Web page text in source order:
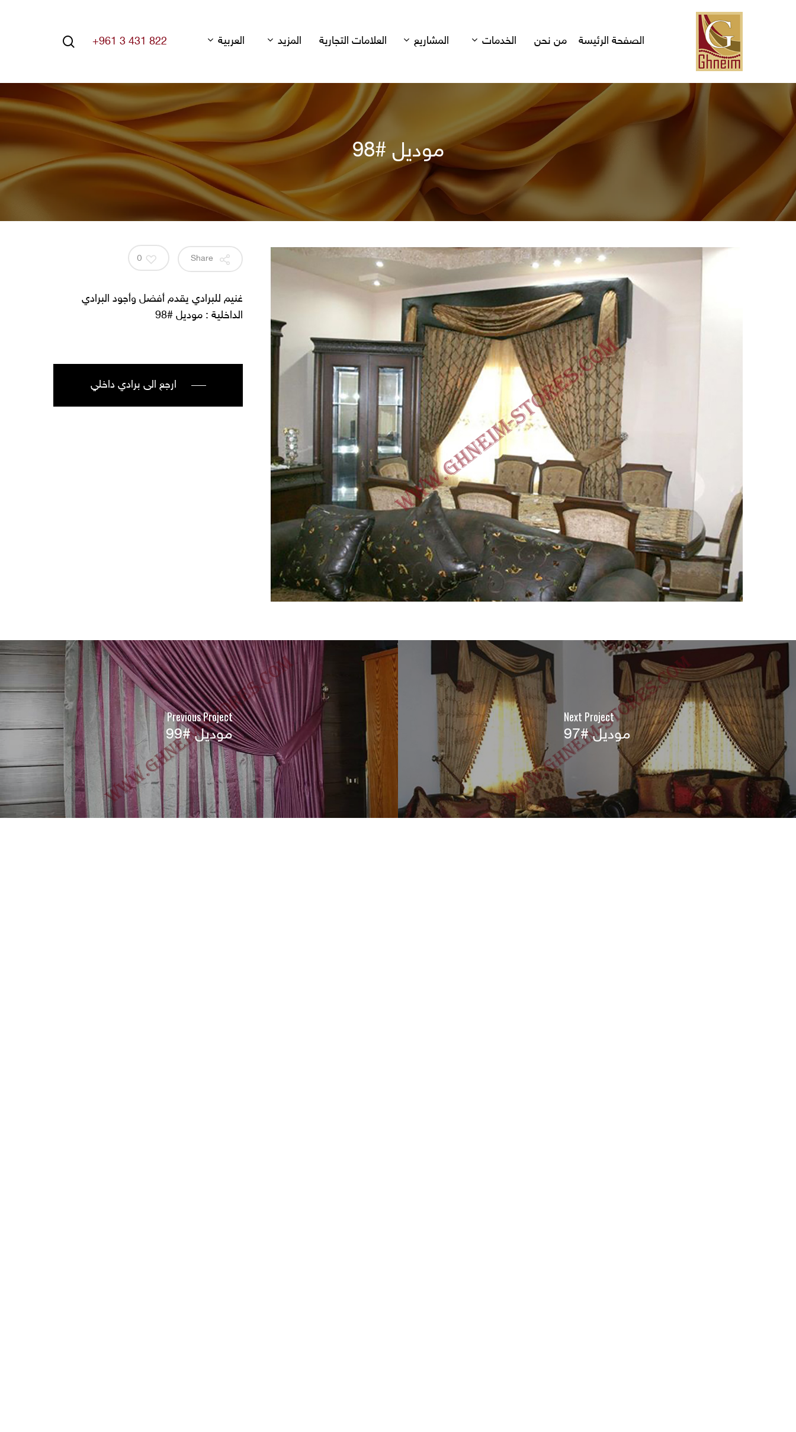
Hit enter to search or ESC to close
الصفحة الرئيسة من نحن الخدمات المشاريع العلامات التجارية المزيد العربية +961 3 431 822
search
موديل #98
0
غنيم للبرادي يقدم أفضل وأجود البرادي
الداخلية : موديل #98
ارجع الى برادي داخلي
Previous Project
موديل #99
Next Project
موديل #97